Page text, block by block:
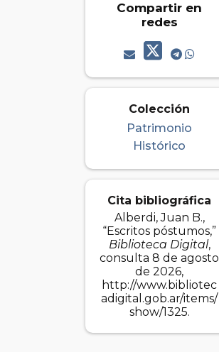
Compartir en
redes
Colección
Patrimonio
Histórico
Cita bibliográfica
Alberdi, Juan B.,
“Escritos póstumos,”
Biblioteca Digital,
consulta 8 de agosto
de 2026,
http://www.bibliotec
adigital.gob.ar/items/
show/1325.